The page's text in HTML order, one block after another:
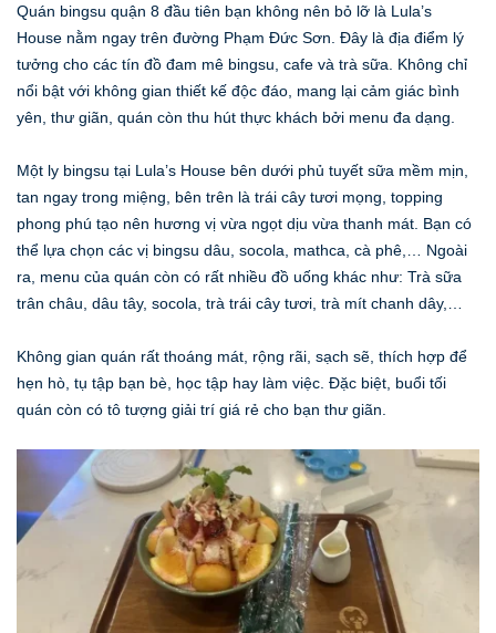
Quán bingsu quận 8 đầu tiên bạn không nên bỏ lỡ là Lula’s
House nằm ngay trên đường Phạm Đức Sơn. Đây là địa điểm lý
tưởng cho các tín đồ đam mê bingsu, cafe và trà sữa. Không chỉ
nổi bật với không gian thiết kế độc đáo, mang lại cảm giác bình
yên, thư giãn, quán còn thu hút thực khách bởi menu đa dạng.
Một ly bingsu tại Lula’s House bên dưới phủ tuyết sữa mềm mịn,
tan ngay trong miệng, bên trên là trái cây tươi mọng, topping
phong phú tạo nên hương vị vừa ngọt dịu vừa thanh mát. Bạn có
thể lựa chọn các vị bingsu dâu, socola, mathca, cà phê,… Ngoài
ra, menu của quán còn có rất nhiều đồ uống khác như: Trà sữa
trân châu, dâu tây, socola, trà trái cây tươi, trà mít chanh dây,…
Không gian quán rất thoáng mát, rộng rãi, sạch sẽ, thích hợp để
hẹn hò, tụ tập bạn bè, học tập hay làm việc. Đặc biệt, buổi tối
quán còn có tô tượng giải trí giá rẻ cho bạn thư giãn.